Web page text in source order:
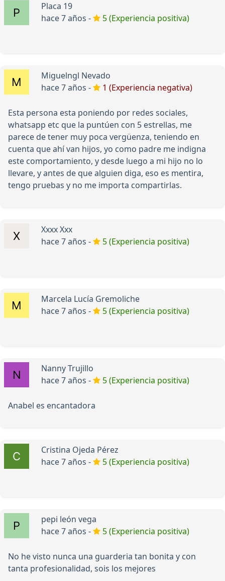
Placa 19
hace 7 años -
5 (Experiencia positiva)
Miguelngl Nevado
hace 7 años -
1 (Experiencia negativa)
Esta persona esta poniendo por redes sociales,
whatsapp etc que la puntúen con 5 estrellas, me
parece de tener muy poca vergüenza, teniendo en
cuenta que ahí van hijos, yo como padre me indigna
este comportamiento, y desde luego a mi hijo no lo
llevare, y antes de que alguien diga, eso es mentira,
tengo pruebas y no me importa compartirlas.
Xxxx Xxx
hace 7 años -
5 (Experiencia positiva)
Marcela Lucía Gremoliche
hace 7 años -
5 (Experiencia positiva)
Nanny Trujillo
hace 7 años -
5 (Experiencia positiva)
Anabel es encantadora
Cristina Ojeda Pérez
hace 7 años -
5 (Experiencia positiva)
pepi león vega
hace 7 años -
5 (Experiencia positiva)
No he visto nunca una guarderia tan bonita y con
tanta profesionalidad, sois los mejores